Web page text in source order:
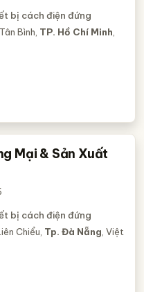
bị cách điện đứng
Bình, TP. Hồ Chí Minh
Mại & Sản Xuất
bị cách điện đứng
Chiểu, Tp. Đà Nẵng , Việt